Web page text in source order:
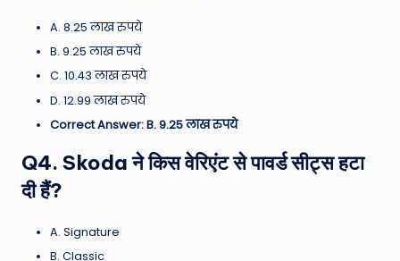
A. 8.25 लाख रुपये
B. 9.25 लाख रुपये
C. 10.43 लाख रुपये
D. 12.99 लाख रुपये
Correct Answer: B. 9.25 लाख रुपये
Q4. Skoda ने किस वेरिएंट से पावर्ड सीट्स हटा
दी हैं?
A. Signature
B. Classic